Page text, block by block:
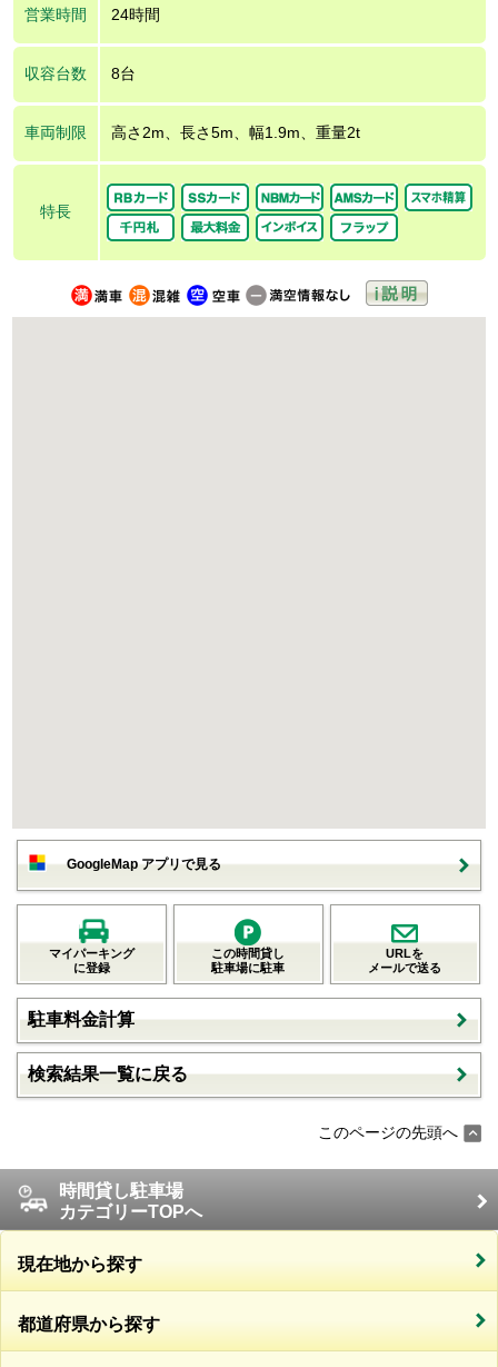
営業時間 24時間
収容台数 8台
車両制限 高さ2m、長さ5m、幅1.9m、重量2t
特長
GoogleMap アプリで見る
マイパーキング
に登録
この時間貸し
駐車場に駐車
URLを
メールで送る
駐車料金計算
検索結果一覧に戻る
このページの先頭へ
時間貸し駐車場
カテゴリーTOPへ
現在地から探す
都道府県から探す